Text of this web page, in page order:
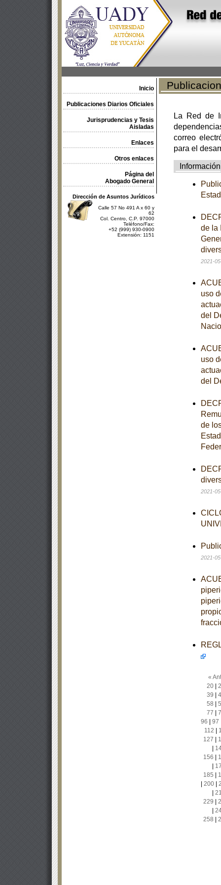
Inicio
Publicaciones Diarios Oficiales
Jurisprudencias y Tesis
Aisladas
Enlaces
Otros enlaces
Página del
Abogado General
Dirección de Asuntos Jurídicos
Calle 57 No 491 A x 60 y
62
Col. Centro, C.P. 97000
Teléfono/Fax:
+52 (999) 930-0900
Extensión: 1151
La Red de
correo
para el
Información
de la
2021-
uso
del
uso
del
de
2021-
2021-
«
20|
39
58
77
96
97
112
127
156
185
200|
229
258